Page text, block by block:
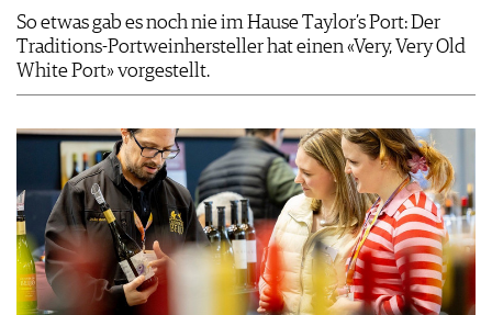
So etwas gab es noch nie im Hause Taylor’s Port: Der
Traditions-Portweinhersteller hat einen «Very, Very Old
White Port» vorgestellt.